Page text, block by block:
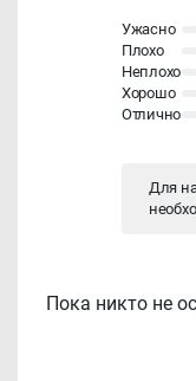
Пока никто не
Ужасно
Плохо
Неплохо
Хорошо
Отлично
Для